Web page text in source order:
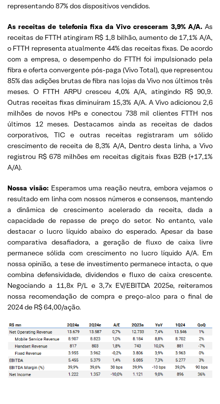
representando 87% dos dispositivos vendidos.
As receitas de telefonia fixa da Vivo cresceram 3,9% A/A. As
receitas de FTTH atingiram R$ 1,8 bilhão, aumento de 17,1% A/A,
o FTTH representa atualmente 44% das receitas fixas. De acordo
com a empresa, o desempenho do FTTH foi impulsionado pela
fibra e oferta convergente pós-paga (Vivo Total), que representou
85% das adições brutas de fibra nas lojas da Vivo nos últimos três
meses. O FTTH ARPU cresceu 4,0% A/A, atingindo R$ 90,9.
Outras receitas fixas diminuíram 15,3% A/A. A Vivo adicionou 2,6
milhões de novos HPs e conectou 738 mil clientes FTTH nos
últimos 12 meses. Destacamos ainda as receitas de dados
corporativos, TIC e outras receitas registraram um sólido
crescimento de receita de 8,3% A/A, Dentro desta linha, a Vivo
registrou R$ 678 milhões em receitas digitais fixas B2B (+17,1%
A/A).
Nossa visão: Esperamos uma reação neutra, embora vejamos o
resultado em linha com nossos números e consensos, mantendo
a dinâmica de crescimento acelerado da receita, dada a
capacidade de repasse de preço do setor. No entanto, vale
destacar o lucro líquido abaixo do esperado. Apesar da base
comparativa desafiadora, a geração de fluxo de caixa livre
permanece sólida com crescimento no lucro líquido A/A. Em
nossa opinião, a tese de investimento permanece intacta, o que
combina defensividade, dividendos e fluxo de caixa crescente.
Negociando a 11,8x P/L e 3,7x EV/EBITDA 2025e, reiteramos
nossa recomendação de compra e preço-alco para o final de
2024 de R$ 64,00/ação.